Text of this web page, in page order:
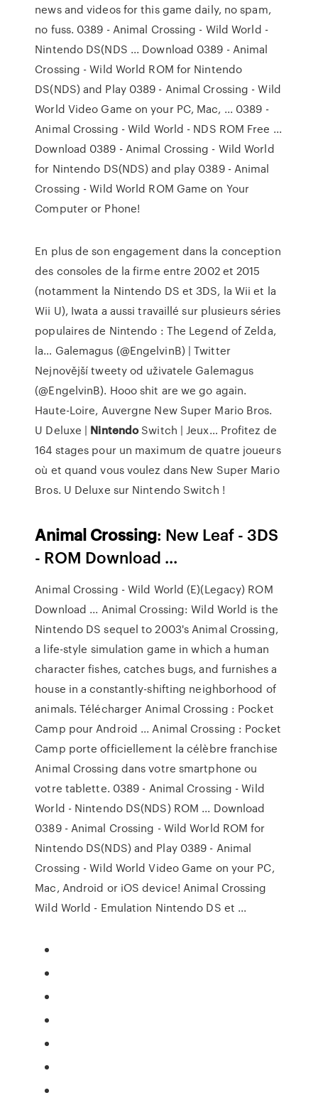
news and videos for this game daily, no spam,
no fuss. 0389 - Animal Crossing - Wild World -
Nintendo DS(NDS ... Download 0389 - Animal
Crossing - Wild World ROM for Nintendo
DS(NDS) and Play 0389 - Animal Crossing - Wild
World Video Game on your PC, Mac, ... 0389 -
Animal Crossing - Wild World - NDS ROM Free ...
Download 0389 - Animal Crossing - Wild World
for Nintendo DS(NDS) and play 0389 - Animal
Crossing - Wild World ROM Game on Your
Computer or Phone!
En plus de son engagement dans la conception
des consoles de la firme entre 2002 et 2015
(notamment la Nintendo DS et 3DS, la Wii et la
Wii U), Iwata a aussi travaillé sur plusieurs séries
populaires de Nintendo : The Legend of Zelda,
la… Galemagus (@EngelvinB) | Twitter
Nejnovější tweety od uživatele Galemagus
(@EngelvinB). Hooo shit are we go again.
Haute-Loire, Auvergne New Super Mario Bros.
U Deluxe | NintendoSwitch | Jeux… Profitez de
164 stages pour un maximum de quatre joueurs
où et quand vous voulez dans New Super Mario
Bros. U Deluxe sur Nintendo Switch !
Animal Crossing: New Leaf - 3DS
- ROM Download ...
Animal Crossing - Wild World (E)(Legacy) ROM
Download ... Animal Crossing: Wild World is the
Nintendo DS sequel to 2003's Animal Crossing,
a life-style simulation game in which a human
character fishes, catches bugs, and furnishes a
house in a constantly-shifting neighborhood of
animals. Télécharger Animal Crossing : Pocket
Camp pour Android ... Animal Crossing : Pocket
Camp porte officiellement la célèbre franchise
Animal Crossing dans votre smartphone ou
votre tablette. 0389 - Animal Crossing - Wild
World - Nintendo DS(NDS) ROM ... Download
0389 - Animal Crossing - Wild World ROM for
Nintendo DS(NDS) and Play 0389 - Animal
Crossing - Wild World Video Game on your PC,
Mac, Android or iOS device! Animal Crossing
Wild World - Emulation Nintendo DS et ...